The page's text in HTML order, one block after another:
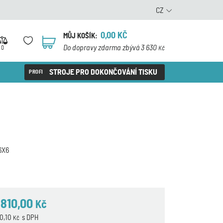
CZ
0
0
MŮJ KOŠÍK: 0,00 KČ
Do dopravy zdarma zbývá 3 630 Kč
STROJE PRO DOKONČOVÁNÍ TISKU
Kč
s DPH
Kč